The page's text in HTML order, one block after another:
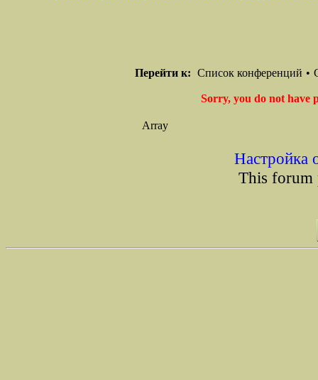
Перейти к: Список конференций •
Sorry, you do not have
Array
Настройка
This